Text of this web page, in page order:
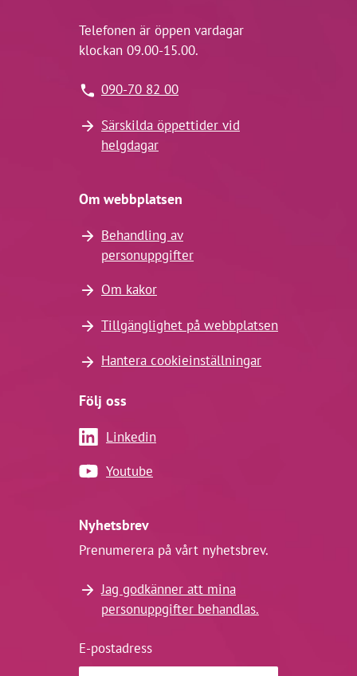
Telefonen är öppen vardagar
klockan 09.00-15.00.
090-70 82 00
Särskilda öppettider vid
helgdagar
Om webbplatsen
Behandling av
personuppgifter
Om kakor
Tillgänglighet på webbplatsen
Hantera cookieinställningar
Följ oss
Linkedin
Youtube
Nyhetsbrev
Prenumerera på vårt nyhetsbrev.
Jag godkänner att mina
personuppgifter behandlas.
E-postadress